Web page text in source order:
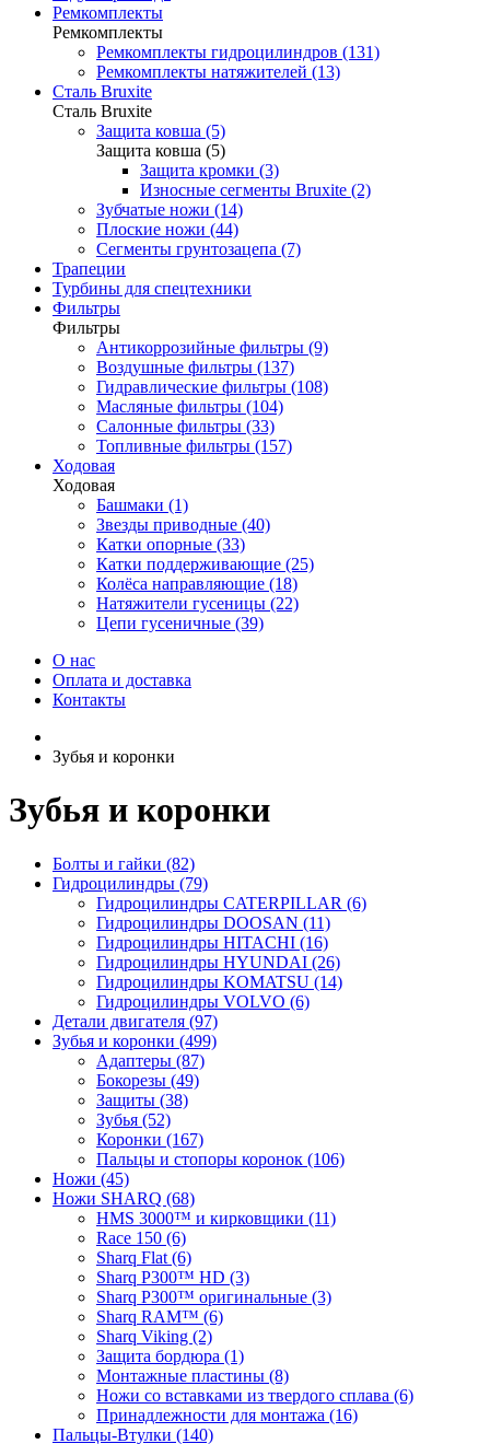
Ремкомплекты
Ремкомплекты
Ремкомплекты гидроцилиндров (131)
Ремкомплекты натяжителей (13)
Сталь Bruxite
Сталь Bruxite
Защита ковша (5)
Защита ковша (5)
Защита кромки (3)
Износные сегменты Bruxite (2)
Зубчатые ножи (14)
Плоские ножи (44)
Сегменты грунтозацепа (7)
Трапеции
Турбины для спецтехники
Фильтры
Фильтры
Антикоррозийные фильтры (9)
Воздушные фильтры (137)
Гидравлические фильтры (108)
Масляные фильтры (104)
Салонные фильтры (33)
Топливные фильтры (157)
Ходовая
Ходовая
Башмаки (1)
Звезды приводные (40)
Катки опорные (33)
Катки поддерживающие (25)
Колёса направляющие (18)
Натяжители гусеницы (22)
Цепи гусеничные (39)
О нас
Оплата и доставка
Контакты
Зубья и коронки
Зубья и коронки
Болты и гайки (82)
Гидроцилиндры (79)
Гидроцилиндры CATERPILLAR (6)
Гидроцилиндры DOOSAN (11)
Гидроцилиндры HITACHI (16)
Гидроцилиндры HYUNDAI (26)
Гидроцилиндры KOMATSU (14)
Гидроцилиндры VOLVO (6)
Детали двигателя (97)
Зубья и коронки (499)
Адаптеры (87)
Бокорезы (49)
Защиты (38)
Зубья (52)
Коронки (167)
Пальцы и стопоры коронок (106)
Ножи (45)
Ножи SHARQ (68)
HMS 3000™ и кирковщики (11)
Race 150 (6)
Sharq Flat (6)
Sharq P300™ HD (3)
Sharq P300™ оригинальные (3)
Sharq RAM™ (6)
Sharq Viking (2)
Защита бордюра (1)
Монтажные пластины (8)
Ножи со вставками из твердого сплава (6)
Принадлежности для монтажа (16)
Пальцы-Втулки (140)